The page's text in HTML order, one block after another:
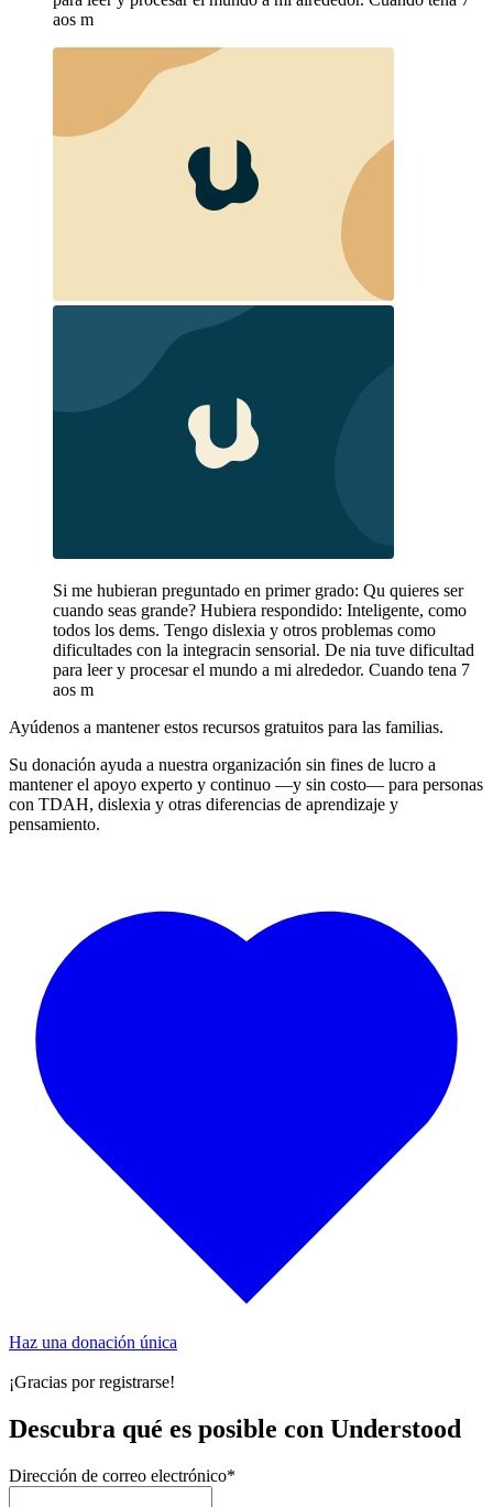
aos m
Si me hubieran preguntado en primer grado: Qu quieres ser
cuando seas grande? Hubiera respondido: Inteligente, como
todos los dems. Tengo dislexia y otros problemas como
dificultades con la integracin sensorial. De nia tuve dificultad
para leer y procesar el mundo a mi alrededor. Cuando tena 7
aos m
Ayúdenos a mantener estos recursos gratuitos para las familias.
Su donación ayuda a nuestra organización sin fines de lucro a
mantener el apoyo experto y continuo —y sin costo— para personas
con TDAH, dislexia y otras diferencias de aprendizaje y
pensamiento.
Haz una donación única
¡Gracias por registrarse!
Descubra qué es posible con Understood
Dirección de correo electrónico*